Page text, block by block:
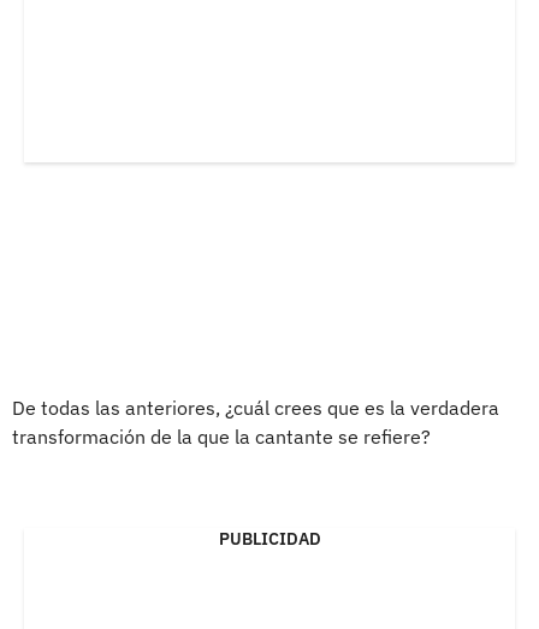
De todas las anteriores, ¿cuál crees que es la verdadera
transformación de la que la cantante se refiere?
PUBLICIDAD